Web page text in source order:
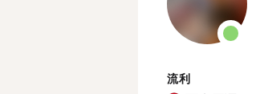
流利